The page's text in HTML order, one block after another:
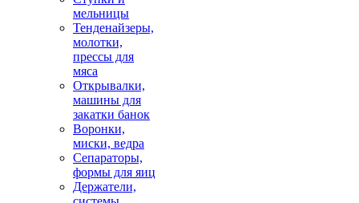
мельницы
Тенденайзеры,
молотки,
прессы для
мяса
Открывалки,
машины для
закатки банок
Воронки,
миски, ведра
Сепараторы,
формы для яиц
Держатели,